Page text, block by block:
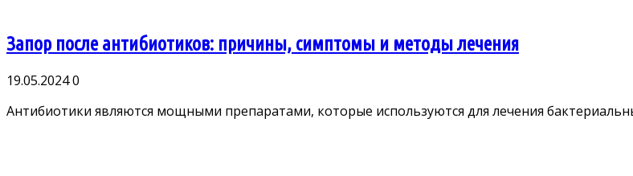
Запор после антибиотиков: причины, симптомы и методы лечения
19.05.20240
Антибиотики являются мощными препаратами, которые используются для лечения